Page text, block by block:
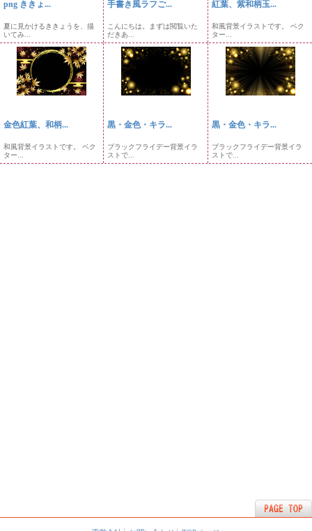
png ききょ...
夏に見かけるききょうを、描
いてみ...
手書き風ラフご...
こんにちは。まずは閲覧いた
だきあ...
紅葉、紫和柄玉...
和風背景イラストです。 ベク
ター...
金色紅葉、和柄...
和風背景イラストです。 ベク
ター...
黒・金色・キラ...
ブラックフライデー背景イラ
ストで...
黒・金色・キラ...
ブラックフライデー背景イラ
ストで...